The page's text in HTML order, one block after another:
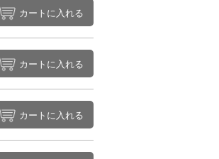
カートに入れる
カートに入れる
カートに入れる